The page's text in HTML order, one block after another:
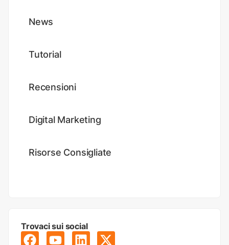
News
Tutorial
Recensioni
Digital Marketing
Risorse Consigliate
Trovaci sui social